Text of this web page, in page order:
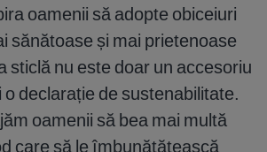
oamenii să adopte obiceiuri
sănătoase și mai prietenoase
sticlă nu este doar un accesoriu
o declarație de sustenabilitate.
oamenii să bea mai multă
care să le îmbunătățească